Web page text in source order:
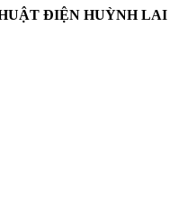
ĐIỆN HUỲNH LAI